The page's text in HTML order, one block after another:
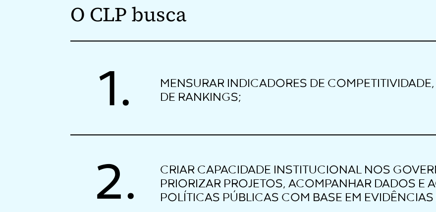
O CLP busca
1.
MENSURAR INDICADORES DE
DE RANKINGS;
2.
CRIAR CAPACIDADE INSTITUCIONAL NOS
PRIORIZAR PROJETOS, ACOMPANHAR DADOS E
POLÍTICAS PÚBLICAS COM BASE EM EVIDÊNCIAS